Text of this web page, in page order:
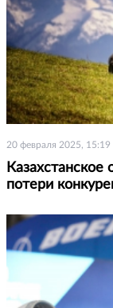
20 февраля 2025, 15:19
Казахстанское
потери